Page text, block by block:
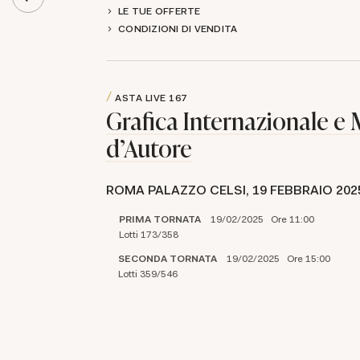
LE TUE OFFERTE
CONDIZIONI DI VENDITA
ASTA LIVE 167
Grafica Internazionale e
d'Autore
ROMA PALAZZO CELSI, 19 FEBBRAIO
PRIMA TORNATA 19/02/2025 Ore 11:00
Lotti 173/358
SECONDA TORNATA 19/02/2025 Ore 15:00
Lotti 359/546